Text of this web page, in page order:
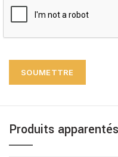
Produits apparentés